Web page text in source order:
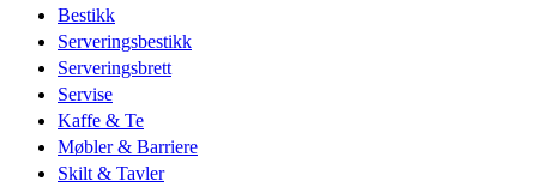
Bestikk
Serveringsbestikk
Serveringsbrett
Servise
Kaffe & Te
Møbler & Barriere
Skilt & Tavler